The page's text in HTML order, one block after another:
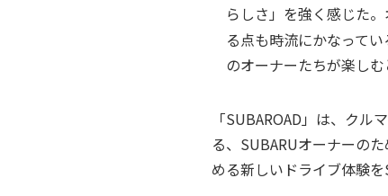
らしさ」を強く感じた
る点も時流にかなって
のオーナーたちが楽し
「SUBAROAD」は、ク
る、SUBARUオーナーの
める新しいドライブ体験を